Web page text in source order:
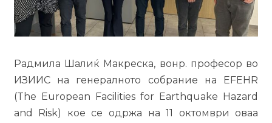
Радмила Шалиќ Макреска, вонр. професор во
ИЗИИС на генералното собрание на EFEHR
(The European Facilities for Earthquake Hazard
and Risk) кое се одржа на 11 октомври оваа